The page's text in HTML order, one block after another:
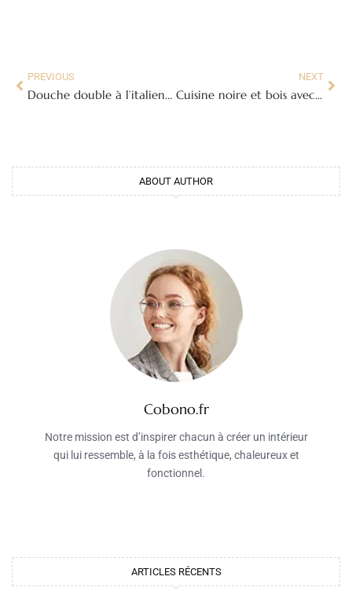
PREVIOUS
Douche double à l’italienne : dimensions, aménagement et prix
NEXT
Cuisine noire et bois avec îlot : idées et conseils déco 2026
ABOUT AUTHOR
Cobono.fr
Notre mission est d’inspirer chacun à créer un intérieur
qui lui ressemble, à la fois esthétique, chaleureux et
fonctionnel.
ARTICLES RÉCENTS